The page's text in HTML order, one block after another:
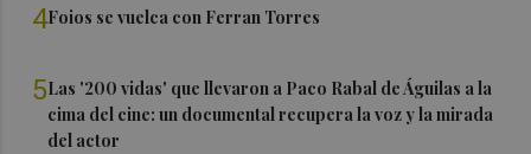
4Foios se vuelca con Ferran Torres
5Las '200 vidas' que llevaron a Paco Rabal de Águilas a la
cima del cine: un documental recupera la voz y la mirada
del actor